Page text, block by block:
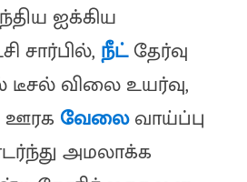
ஐக்கிய
சார்பில்,நீட்தேர்வு
டீசல் விலை உயர்வு,
ஊரக வேலைவாய்ப்பு
அமலாக்க